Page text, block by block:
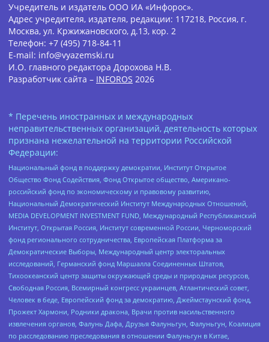
Учредитель и издатель ООО ИА «Инфорос».
Адрес учредителя, издателя, редакции: 117218, Россия, г.
Москва, ул. Кржижановского, д.13, кор. 2
Телефон: +7 (495) 718-84-11
E-mail: info@vyazemski.ru
И.О. главного редактора Дорохова Н.В.
Разработчик сайта – INFOROS 2026
* Перечень иностранных и международных
неправительственных организаций, деятельность которых
признана нежелательной на территории Российской
Федерации:
Национальный фонд в поддержку демократии, Институт Открытое
Общество Фонд Содействия, Фонд Открытое общество, Американо-
российский фонд по экономическому и правовому развитию,
Национальный Демократический Институт Международных Отношений,
MEDIA DEVELOPMENT INVESTMENT FUND, Международный Республиканский
Институт, Открытая Россия, Институт современной России, Черноморский
фонд регионального сотрудничества, Европейская Платформа за
Демократические Выборы, Международный центр электоральных
исследований, Германский фонд Маршалла Соединенных Штатов,
Тихоокеанский центр защиты окружающей среды и природных ресурсов,
Свободная Россия, Всемирный конгресс украинцев, Атлантический совет,
Человек в беде, Европейский фонд за демократию, Джеймстаунский фонд,
Прожект Хармони, Родники дракона, Врачи против насильственного
извлечения органов, Фалунь Дафа, Друзья Фалуньгун, Фалуньгун, Коалиция
по расследованию преследования в отношении Фалуньгун в Китае,